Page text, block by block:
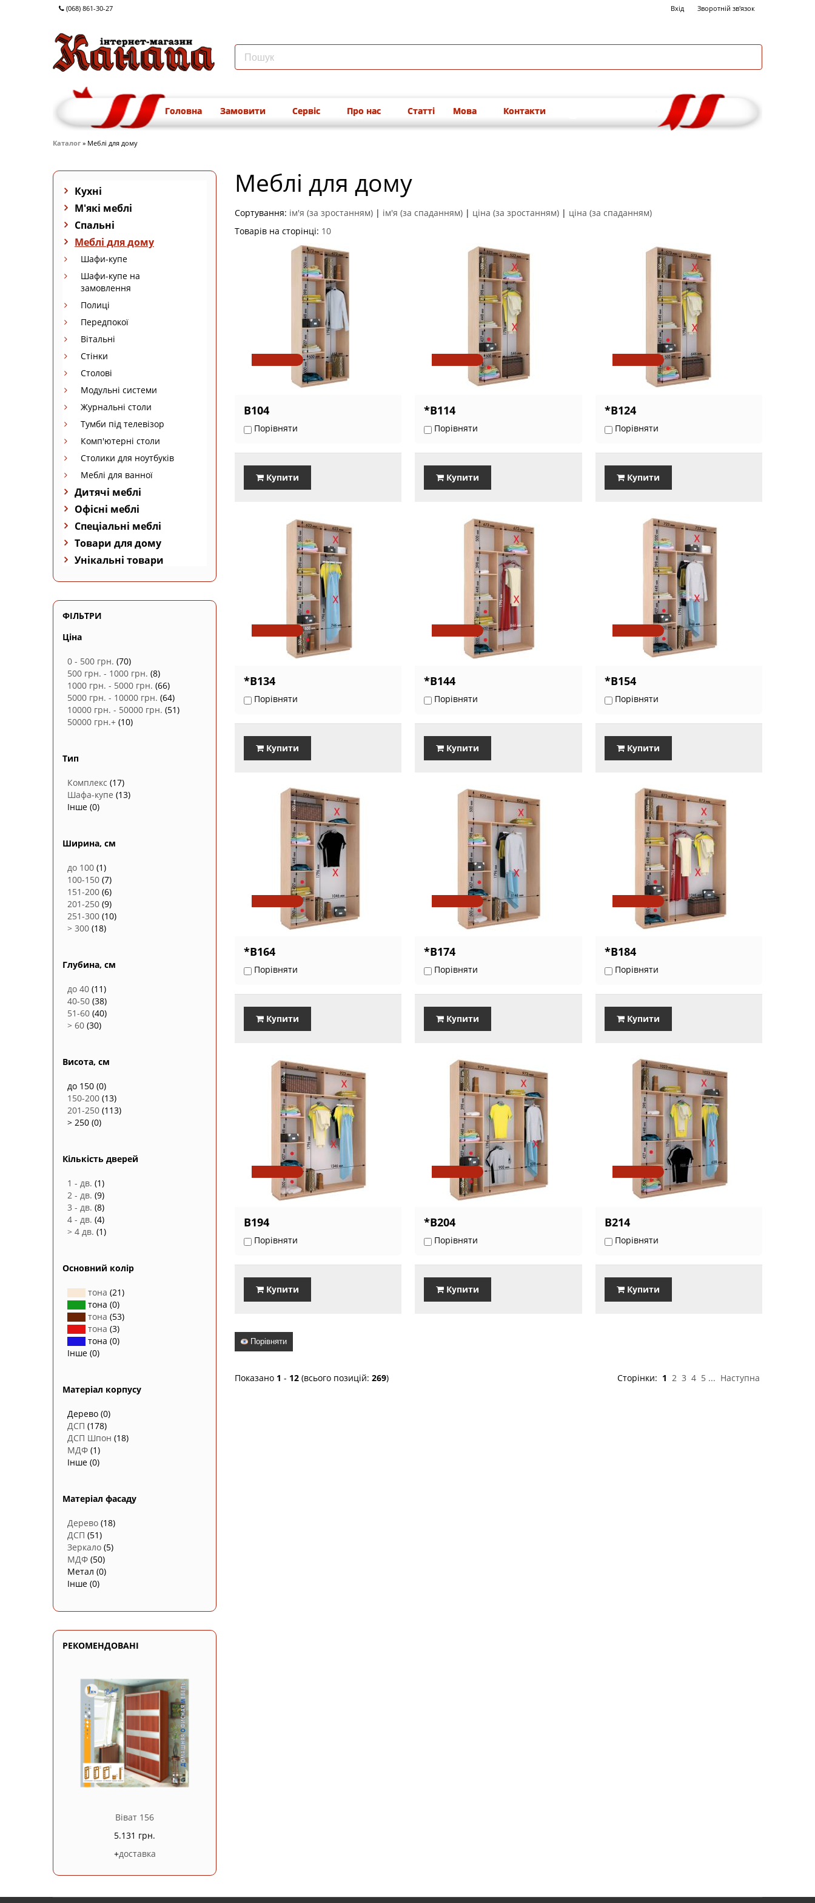
(068) 861-30-27 Вхід Зворотній зв'язок
Головна Замовити Сервіс Про нас Статті Мова Контакти
Каталог » Меблі для дому
Кухні
М'які меблі
Спальні
Меблі для дому
Шафи-купе
Шафи-купе на
замовлення
Полиці
Передпокої
Вітальні
Стінки
Столові
Модульні системи
Журнальні столи
Тумби під телевізор
Комп'ютерні столи
Столики для ноутбуків
Меблі для ванної
Дитячі меблі
Офісні меблі
Спеціальні меблі
Товари для дому
Унікальні товари
ФІЛЬТРИ
Ціна
0 - 500 грн. (70)
500 грн. - 1000 грн. (8)
1000 грн. - 5000 грн. (66)
5000 грн. - 10000 грн. (64)
10000 грн. - 50000 грн. (51)
50000 грн.+ (10)
Тип
Комплекс (17)
Шафа-купе (13)
Інше (0)
Ширина, см
до 100 (1)
100-150 (7)
151-200 (6)
201-250 (9)
251-300 (10)
> 300 (18)
Глубина, см
до 40 (11)
40-50 (38)
51-60 (40)
> 60 (30)
Висота, см
до 150 (0)
150-200 (13)
201-250 (113)
> 250 (0)
Кількість дверей
1 - дв. (1)
2 - дв. (9)
3 - дв. (8)
4 - дв. (4)
> 4 дв. (1)
Основний колір
тона (21)
тона (0)
тона (53)
тона (3)
тона (0)
Інше (0)
Матеріал корпусу
Дерево (0)
ДСП (178)
ДСП Шпон (18)
МДФ (1)
Інше (0)
Матеріал фасаду
Дерево (18)
ДСП (51)
Зеркало (5)
МДФ (50)
Метал (0)
Інше (0)
РЕКОМЕНДОВАНІ
Віват 156
5.131 грн.
+доставка
Меблі для дому
Сортування: ім'я (за зростанням) | ім'я (за спаданням) | ціна (за зростанням) | ціна (за спаданням)
Товарів на сторінці: 10
B104
Порівняти
Купити
*В114
Порівняти
Купити
*В124
Порівняти
Купити
*В134
Порівняти
Купити
*В144
Порівняти
Купити
*В154
Порівняти
Купити
*В164
Порівняти
Купити
*В174
Порівняти
Купити
*В184
Порівняти
Купити
В194
Порівняти
Купити
*В204
Порівняти
Купити
В214
Порівняти
Купити
Порівняти
Сторінки: 1 2 3 4 5 ... Наступна
Показано 1 - 12 (всього позицій:269)